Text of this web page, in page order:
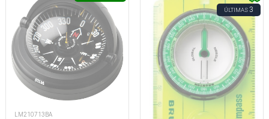
LM210713BA
ÚLTIMAS3